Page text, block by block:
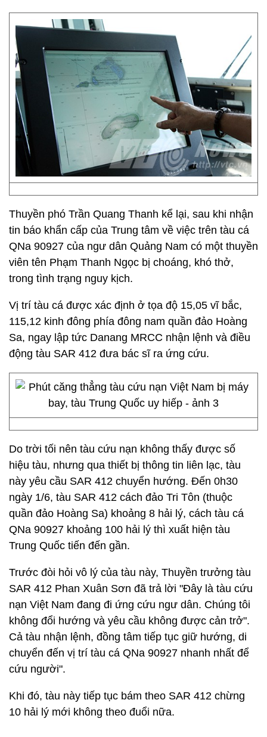
Thuyền phó Trần Quang Thanh kể lại, sau khi nhận
tin báo khẩn cấp của Trung tâm về việc trên tàu cá
QNa 90927 của ngư dân Quảng Nam có một thuyền
viên tên Phạm Thanh Ngọc bị choáng, khó thở,
trong tình trạng nguy kịch.
Vị trí tàu cá được xác định ở tọa độ 15,05 vĩ bắc,
115,12 kinh đông phía đông nam quần đảo Hoàng
Sa, ngay lập tức Danang MRCC nhận lệnh và điều
động tàu SAR 412 đưa bác sĩ ra ứng cứu.
Do trời tối nên tàu cứu nạn không thấy được số
hiệu tàu, nhưng qua thiết bị thông tin liên lạc, tàu
này yêu cầu SAR 412 chuyển hướng. Đến 0h30
ngày 1/6, tàu SAR 412 cách đảo Tri Tôn (thuộc
quần đảo Hoàng Sa) khoảng 8 hải lý, cách tàu cá
QNa 90927 khoảng 100 hải lý thì xuất hiện tàu
Trung Quốc tiến đến gần.
Trước đòi hỏi vô lý của tàu này, Thuyền trưởng tàu
SAR 412 Phan Xuân Sơn đã trả lời "Đây là tàu cứu
nạn Việt Nam đang đi ứng cứu ngư dân. Chúng tôi
không đổi hướng và yêu cầu không được cản trở".
Cả tàu nhận lệnh, đồng tâm tiếp tục giữ hướng, di
chuyển đến vị trí tàu cá QNa 90927 nhanh nhất để
cứu người".
Khi đó, tàu này tiếp tục bám theo SAR 412 chừng
10 hải lý mới không theo đuổi nữa.